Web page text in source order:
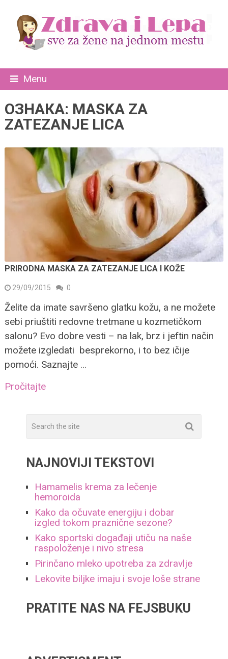
Menu
ОЗНАКА: MASKA ZA
ZATEZANJE LICA
PRIRODNA MASKA ZA ZATEZANJE LICA I KOŽE
29/09/2015 0
Želite da imate savršeno glatku kožu, a ne možete
sebi priuštiti redovne tretmane u kozmetičkom
salonu? Evo dobre vesti – na lak, brz i jeftin način
možete izgledati besprekorno, i to bez ičije
pomoći. Saznajte …
Pročitajte
NAJNOVIJI TEKSTOVI
Hamamelis krema za lečenje
hemoroida
Kako da očuvate energiju i dobar
izgled tokom praznične sezone?
Kako sportski događaji utiču na naše
raspoloženje i nivo stresa
Pirinčano mleko upotreba za zdravlje
Lekovite biljke imaju i svoje loše strane
PRATITE NAS NA FEJSBUKU